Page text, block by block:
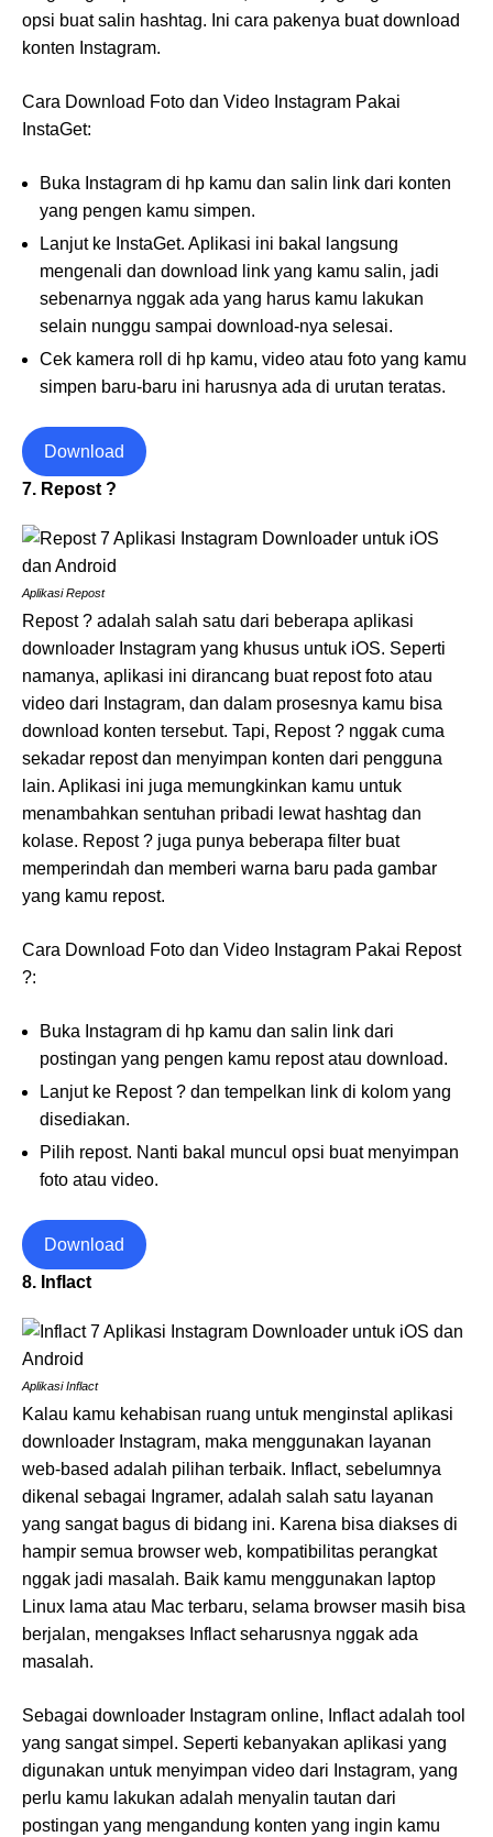
opsi buat salin hashtag. Ini cara pakenya buat download
konten Instagram.
Cara Download Foto dan Video Instagram Pakai
InstaGet:
Buka Instagram di hp kamu dan salin link dari konten
yang pengen kamu simpen.
Lanjut ke InstaGet. Aplikasi ini bakal langsung
mengenali dan download link yang kamu salin, jadi
sebenarnya nggak ada yang harus kamu lakukan
selain nunggu sampai download-nya selesai.
Cek kamera roll di hp kamu, video atau foto yang kamu
simpen baru-baru ini harusnya ada di urutan teratas.
Download
7. Repost ?
Aplikasi Repost
Repost ? adalah salah satu dari beberapa aplikasi
downloader Instagram yang khusus untuk iOS. Seperti
namanya, aplikasi ini dirancang buat repost foto atau
video dari Instagram, dan dalam prosesnya kamu bisa
download konten tersebut. Tapi, Repost ? nggak cuma
sekadar repost dan menyimpan konten dari pengguna
lain. Aplikasi ini juga memungkinkan kamu untuk
menambahkan sentuhan pribadi lewat hashtag dan
kolase. Repost ? juga punya beberapa filter buat
memperindah dan memberi warna baru pada gambar
yang kamu repost.
Cara Download Foto dan Video Instagram Pakai Repost
?:
Buka Instagram di hp kamu dan salin link dari
postingan yang pengen kamu repost atau download.
Lanjut ke Repost ? dan tempelkan link di kolom yang
disediakan.
Pilih repost. Nanti bakal muncul opsi buat menyimpan
foto atau video.
Download
8. Inflact
Aplikasi Inflact
Kalau kamu kehabisan ruang untuk menginstal aplikasi
downloader Instagram, maka menggunakan layanan
web-based adalah pilihan terbaik. Inflact, sebelumnya
dikenal sebagai Ingramer, adalah salah satu layanan
yang sangat bagus di bidang ini. Karena bisa diakses di
hampir semua browser web, kompatibilitas perangkat
nggak jadi masalah. Baik kamu menggunakan laptop
Linux lama atau Mac terbaru, selama browser masih bisa
berjalan, mengakses Inflact seharusnya nggak ada
masalah.
Sebagai downloader Instagram online, Inflact adalah tool
yang sangat simpel. Seperti kebanyakan aplikasi yang
digunakan untuk menyimpan video dari Instagram, yang
perlu kamu lakukan adalah menyalin tautan dari
postingan yang mengandung konten yang ingin kamu